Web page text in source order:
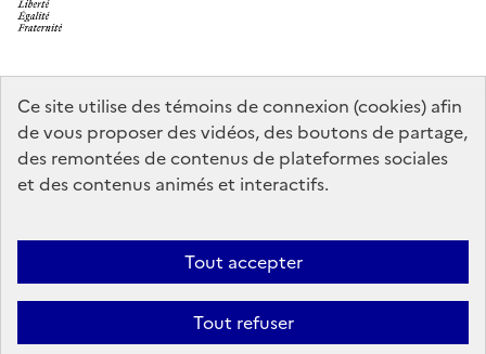
Ce site utilise des témoins de connexion (cookies) afin
de vous proposer des vidéos, des boutons de partage,
des remontées de contenus de plateformes sociales
et des contenus animés et interactifs.
Tout accepter
Tout refuser
data.gouv.fr legifrance.gouv.fr
info.gouv.fr
service-public.gouv.fr
Mentions légales Accessibilité : partiellement conforme
Politique
d’utilisation des témoins de connexion (cookies)
Plan du site